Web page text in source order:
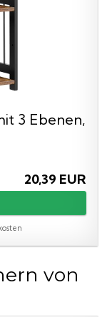
3 Ebenen,
20,39 EUR
von